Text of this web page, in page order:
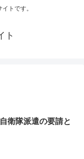
トです。
ト
衛隊派遣の要請と